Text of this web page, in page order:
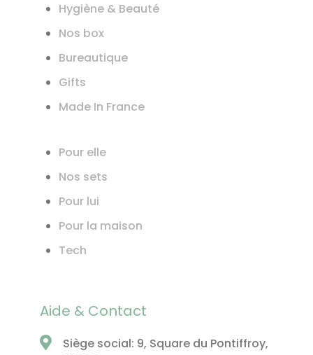
Hygiène & Beauté
Nos box
Bureautique
Gifts
Made In France
Pour elle
Nos sets
Pour lui
Pour la maison
Tech
Aide & Contact
Siège social: 9, Square du Pontiffroy,